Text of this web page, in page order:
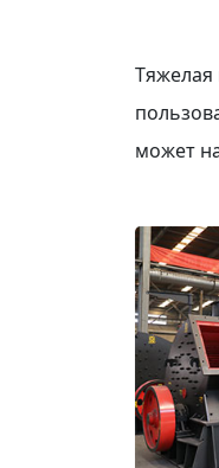
Тяжелая
может